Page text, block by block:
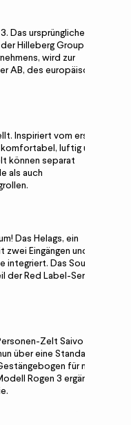
Das ursprüngliche Allak
Hilleberg Group und
wird zur
AB, des europäischen
Inspiriert vom ersten
luftig und
können separat
als auch
Das Helags, ein
Eingängen und
Das Soulo BL,
Red Label-Serie),
Zelt Saivo 4
über eine Standard-
für mehr
Rogen 3 ergänzt die